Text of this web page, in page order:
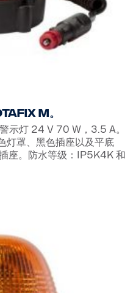
M。
示灯 24 V 70 W，3.5 A。
灯罩、黑色插座以及平底
座。防水等级：IP5K4K 和